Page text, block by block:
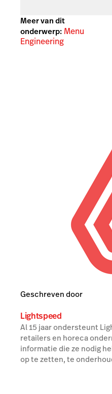
Meer van dit
onderwerp: Menu
Engineering
Geschreven door
Lightspeed
Al 15 jaar ondersteunt
retailers en horeca
informatie die ze nodig
op te zetten, te